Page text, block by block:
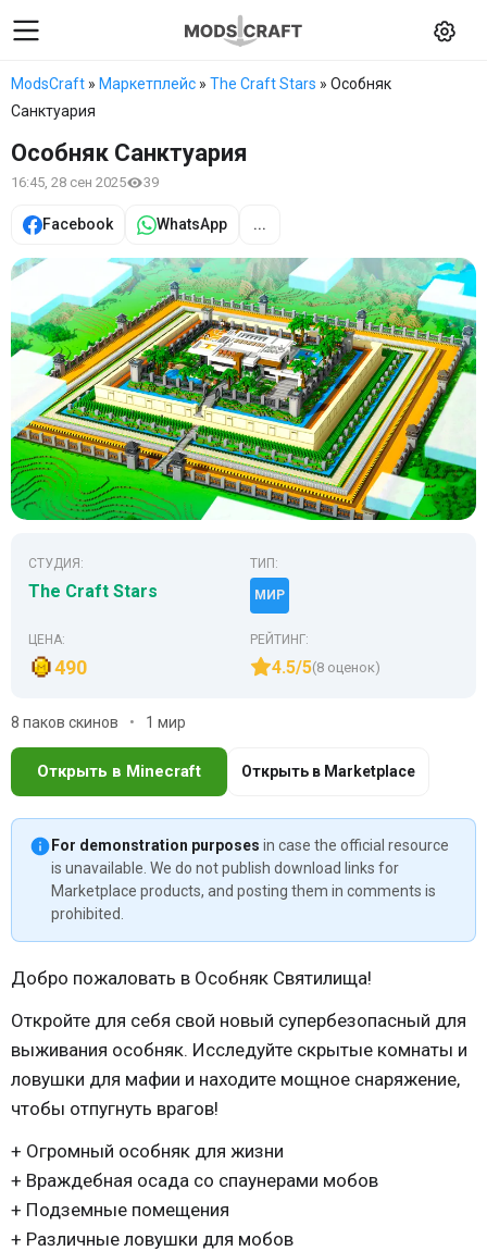
ModsCraft » Маркетплейс » The Craft Stars » Особняк
Санктуария
Особняк Санктуария
16:45, 28 сен 2025 39
Facebook WhatsApp ...
СТУДИЯ:
The Craft Stars
ТИП:
МИР
ЦЕНА:
490
РЕЙТИНГ:
4.5/5(8 оценок)
8 паков скинов 1 мир
Открыть в Minecraft Открыть в Marketplace
For demonstration purposes in case the official resource
is unavailable. We do not publish download links for
Marketplace products, and posting them in comments is
prohibited.
Добро пожаловать в Особняк Святилища!
Откройте для себя свой новый супербезопасный для
выживания особняк. Исследуйте скрытые комнаты и
ловушки для мафии и находите мощное снаряжение,
чтобы отпугнуть врагов!
+ Огромный особняк для жизни
+ Враждебная осада со спаунерами мобов
+ Подземные помещения
+ Различные ловушки для мобов